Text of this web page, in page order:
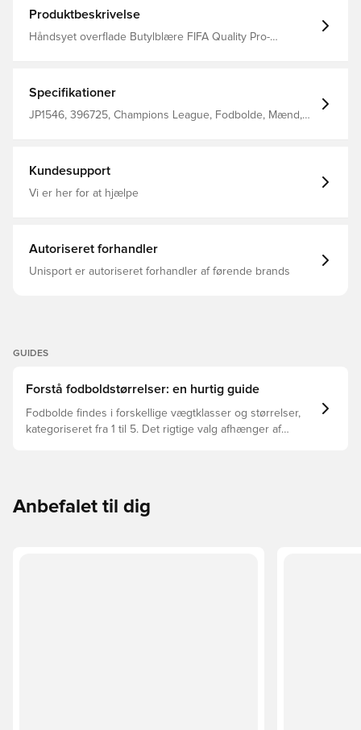
Produktbeskrivelse
Håndsyet overflade Butylblære FIFA Quality Pro-
Specifikationer
JP1546, 396725, Champions League, Fodbolde, Mænd,
Kundesupport
Vi er her for at hjælpe
Autoriseret forhandler
Unisport er autoriseret forhandler af førende brands
GUIDES
Forstå fodboldstørrelser: en hurtig guide
Fodbolde findes i forskellige vægtklasser og størrelser,
kategoriseret fra 1 til 5. Det rigtige valg afhænger af
Anbefalet til dig